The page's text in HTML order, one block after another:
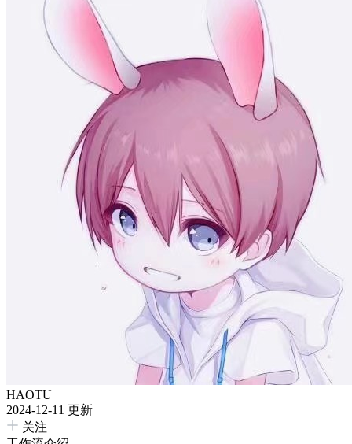
HAOTU
2024-12-11 更新
关注